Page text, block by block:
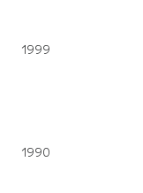
1999
1990